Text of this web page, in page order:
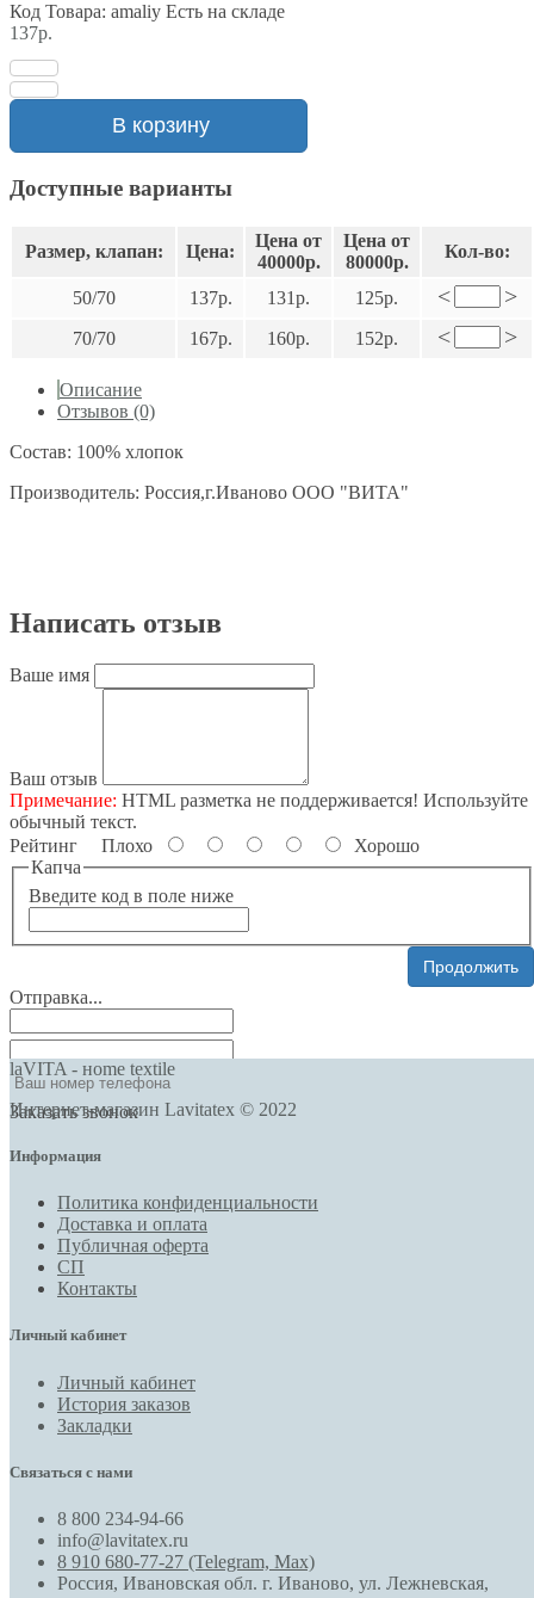
Код Товара: amaliy Есть на складе
137р.
В корзину
Доступные варианты
Размер, клапан: Цена:
Цена от
40000р.
Цена от
80000р.
Кол-во:
50/70 137р. 131р. 125р. < >
70/70 167р. 160р. 152р. < >
Описание
Отзывов (0)
Состав: 100% хлопок
Производитель: Россия,г.Иваново ООО "ВИТА"
Написать отзыв
Ваше имя
Ваш отзыв
Примечание: HTML разметка не поддерживается! Используйте
обычный текст.
Рейтинг Плохо
Хорошо
Капча
Введите код в поле ниже
Продолжить
Отправка...
Заказать звонок
laVITA - нome textile
Интернет-магазин Lavitatex © 2022
Информация
Политика конфиденциальности
Доставка и оплата
Публичная оферта
СП
Контакты
Личный кабинет
Личный кабинет
История заказов
Закладки
Связаться с нами
8 800 234-94-66
info@lavitatex.ru
8 910 680-77-27 (Telegram, Max)
Россия, Ивановская обл. г. Иваново, ул. Лежневская,